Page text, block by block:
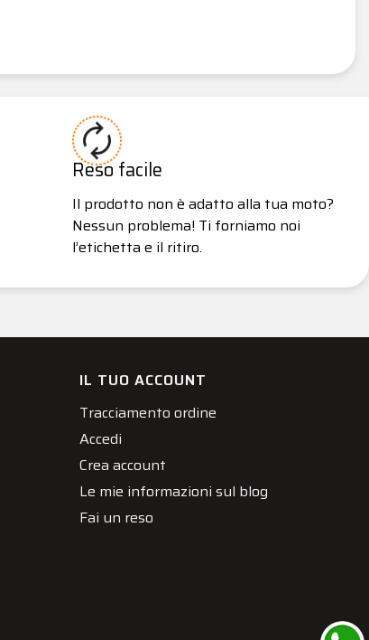
Reso facile
Il prodotto non è adatto alla tua moto?
Nessun problema! Ti forniamo noi
l’etichetta e il ritiro.
IL TUO ACCOUNT
Tracciamento ordine
Accedi
Crea account
Le mie informazioni sul blog
Fai un reso